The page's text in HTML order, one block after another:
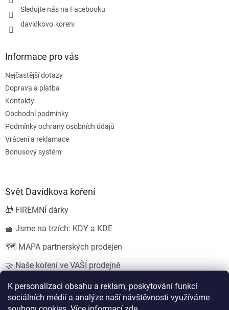
K personalizaci obsahu a reklam, poskytování funkcí
sociálních médií a analýze naší návštěvnosti využíváme
Sledujte nás na Facebooku
davidkovo.koreni
Informace pro vás
Nejčastější dotazy
Doprava a platba
Kontakty
Obchodní podmínky
Podmínky ochrany osobních údajů
Vrácení a reklamace
Bonusový systém
Svět Davídkova koření
🎁 FIREMNÍ dárky
🧺 Jsme na trzích: KDY a KDE
🗺️ MAPA partnerských prodejen
🤝 Naše koření ve VAŠÍ prodejně
💍 SVATEBNÍ dárky